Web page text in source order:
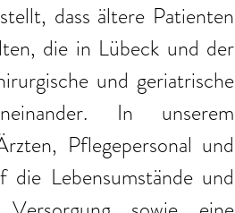
dass ältere Patienten
die in Lübeck und der
und geriatrische
In unserem
Pflegepersonal und
Lebensumstände und